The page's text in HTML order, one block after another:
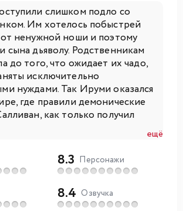
слишком подло со
Им хотелось побыстрей
от ненужной ноши и поэтому
сына дьяволу. Родственникам
до того, что ожидает их чадо,
исключительно
нуждами. Так Ируми оказался
где правили демонические
как только получил
ещё
8.3 Персонажи
8.4 Озвучка